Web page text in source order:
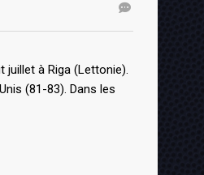
juillet à Riga (Lettonie).
(81-83). Dans les